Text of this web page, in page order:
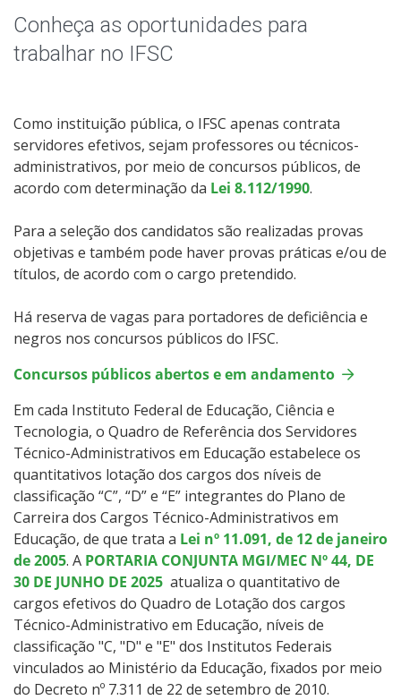
Resultados Parciais do Câmpus
Conheça as oportunidades para
trabalhar no IFSC
Como instituição pública, o IFSC apenas contrata
servidores efetivos, sejam professores ou técnicos-
administrativos, por meio de concursos públicos, de
acordo com determinação da Lei 8.112/1990.
Para a seleção dos candidatos são realizadas provas
objetivas e também pode haver provas práticas e/ou de
títulos, de acordo com o cargo pretendido.
Há reserva de vagas para portadores de deficiência e
negros nos concursos públicos do IFSC.
Concursos públicos abertos e em andamento
Em cada Instituto Federal de Educação, Ciência e
Tecnologia, o Quadro de Referência dos Servidores
Técnico-Administrativos em Educação estabelece os
quantitativos lotação dos cargos dos níveis de
classificação “C”, “D” e “E” integrantes do Plano de
Carreira dos Cargos Técnico-Administrativos em
Educação, de que trata a Lei nº 11.091, de 12 de janeiro
de 2005. A PORTARIA CONJUNTA MGI/MEC Nº 44, DE
30 DE JUNHO DE 2025 atualiza o quantitativo de
cargos efetivos do Quadro de Lotação dos cargos
Técnico-Administrativo em Educação, níveis de
classificação "C, "D" e "E" dos Institutos Federais
vinculados ao Ministério da Educação, fixados por meio
do Decreto nº 7.311 de 22 de setembro de 2010.